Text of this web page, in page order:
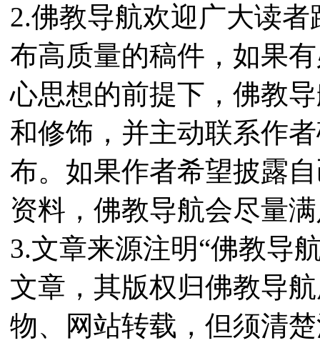
2.佛教导航欢迎广大读
布高质量的稿件，如果
心思想的前提下，佛教
和修饰，并主动联系作
布。如果作者希望披露
资料，佛教导航会尽量
3.文章来源注明“佛教导
文章，其版权归佛教导
物、网站转载，但须清